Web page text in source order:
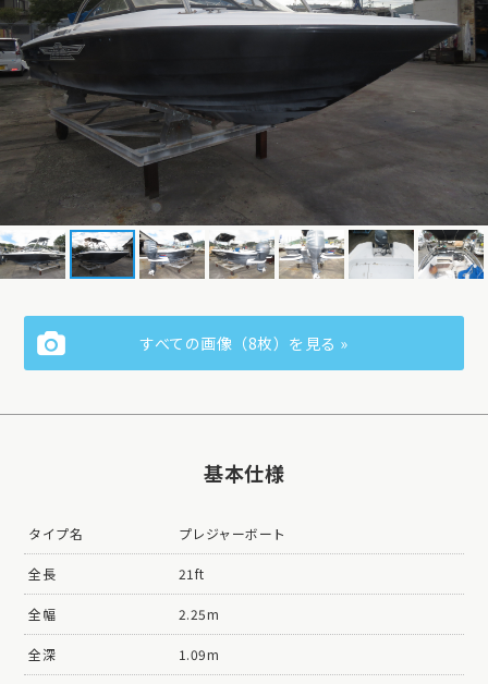
すべての画像（8枚）を見る »
基本仕様
タイプ名 プレジャーボート
全長 21ft
全幅 2.25m
全深 1.09m